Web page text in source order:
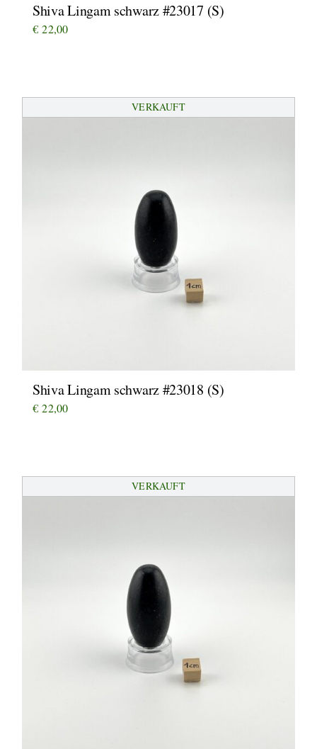
Shiva Lingam schwarz #23017 (S)
€ 22,00
VERKAUFT
Shiva Lingam schwarz #23018 (S)
€ 22,00
VERKAUFT